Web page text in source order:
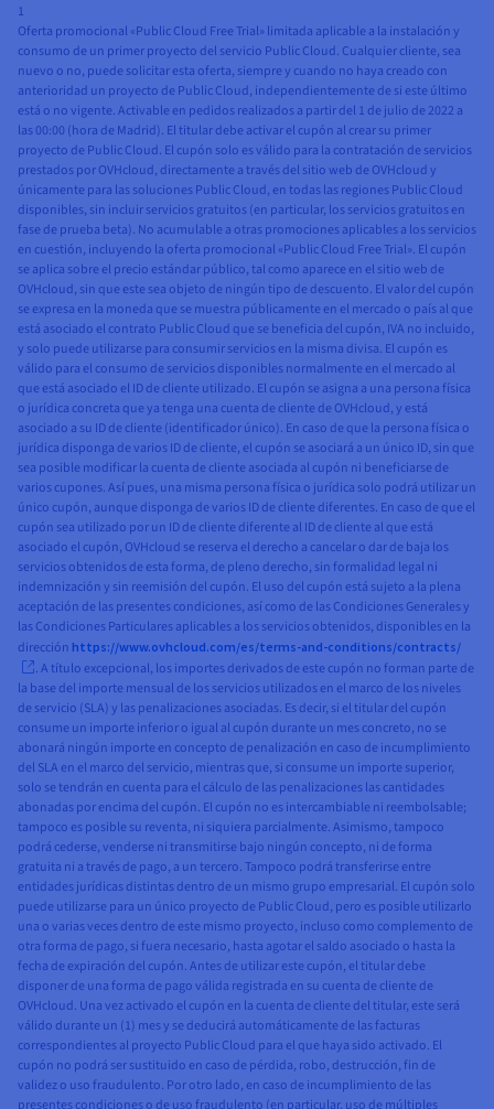
1
Oferta promocional «Public Cloud Free Trial» limitada aplicable a la instalación y
consumo de un primer proyecto del servicio Public Cloud. Cualquier cliente, sea
nuevo o no, puede solicitar esta oferta, siempre y cuando no haya creado con
anterioridad un proyecto de Public Cloud, independientemente de si este último
está o no vigente. Activable en pedidos realizados a partir del 1 de julio de 2022 a
las 00:00 (hora de Madrid). El titular debe activar el cupón al crear su primer
proyecto de Public Cloud. El cupón solo es válido para la contratación de servicios
prestados por OVHcloud, directamente a través del sitio web de OVHcloud y
únicamente para las soluciones Public Cloud, en todas las regiones Public Cloud
disponibles, sin incluir servicios gratuitos (en particular, los servicios gratuitos en
fase de prueba beta). No acumulable a otras promociones aplicables a los servicios
en cuestión, incluyendo la oferta promocional «Public Cloud Free Trial». El cupón
se aplica sobre el precio estándar público, tal como aparece en el sitio web de
OVHcloud, sin que este sea objeto de ningún tipo de descuento. El valor del cupón
se expresa en la moneda que se muestra públicamente en el mercado o país al que
está asociado el contrato Public Cloud que se beneficia del cupón, IVA no incluido,
y solo puede utilizarse para consumir servicios en la misma divisa. El cupón es
válido para el consumo de servicios disponibles normalmente en el mercado al
que está asociado el ID de cliente utilizado. El cupón se asigna a una persona física
o jurídica concreta que ya tenga una cuenta de cliente de OVHcloud, y está
asociado a su ID de cliente (identificador único). En caso de que la persona física o
jurídica disponga de varios ID de cliente, el cupón se asociará a un único ID, sin que
sea posible modificar la cuenta de cliente asociada al cupón ni beneficiarse de
varios cupones. Así pues, una misma persona física o jurídica solo podrá utilizar un
único cupón, aunque disponga de varios ID de cliente diferentes. En caso de que el
cupón sea utilizado por un ID de cliente diferente al ID de cliente al que está
asociado el cupón, OVHcloud se reserva el derecho a cancelar o dar de baja los
servicios obtenidos de esta forma, de pleno derecho, sin formalidad legal ni
indemnización y sin reemisión del cupón. El uso del cupón está sujeto a la plena
aceptación de las presentes condiciones, así como de las Condiciones Generales y
las Condiciones Particulares aplicables a los servicios obtenidos, disponibles en la
dirección https://www.ovhcloud.com/es/terms-and-conditions/contracts/
. A título excepcional, los importes derivados de este cupón no forman parte de
la base del importe mensual de los servicios utilizados en el marco de los niveles
de servicio (SLA) y las penalizaciones asociadas. Es decir, si el titular del cupón
consume un importe inferior o igual al cupón durante un mes concreto, no se
abonará ningún importe en concepto de penalización en caso de incumplimiento
del SLA en el marco del servicio, mientras que, si consume un importe superior,
solo se tendrán en cuenta para el cálculo de las penalizaciones las cantidades
abonadas por encima del cupón. El cupón no es intercambiable ni reembolsable;
tampoco es posible su reventa, ni siquiera parcialmente. Asimismo, tampoco
podrá cederse, venderse ni transmitirse bajo ningún concepto, ni de forma
gratuita ni a través de pago, a un tercero. Tampoco podrá transferirse entre
entidades jurídicas distintas dentro de un mismo grupo empresarial. El cupón solo
puede utilizarse para un único proyecto de Public Cloud, pero es posible utilizarlo
una o varias veces dentro de este mismo proyecto, incluso como complemento de
otra forma de pago, si fuera necesario, hasta agotar el saldo asociado o hasta la
fecha de expiración del cupón. Antes de utilizar este cupón, el titular debe
disponer de una forma de pago válida registrada en su cuenta de cliente de
OVHcloud. Una vez activado el cupón en la cuenta de cliente del titular, este será
válido durante un (1) mes y se deducirá automáticamente de las facturas
correspondientes al proyecto Public Cloud para el que haya sido activado. El
cupón no podrá ser sustituido en caso de pérdida, robo, destrucción, fin de
validez o uso fraudulento. Por otro lado, en caso de incumplimiento de las
presentes condiciones o de uso fraudulento (en particular, uso de múltiples